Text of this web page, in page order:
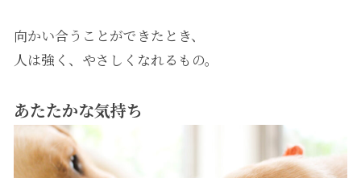
向かい合うことができたとき、
人は強く、やさしくなれるもの。
あたたかな気持ち